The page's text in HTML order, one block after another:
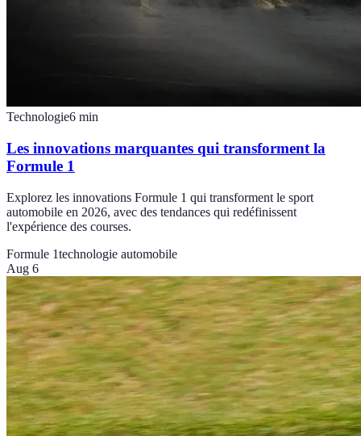
Technologie6 min
Les innovations marquantes qui transforment la
Formule 1
Explorez les innovations Formule 1 qui transforment le sport
automobile en 2026, avec des tendances qui redéfinissent
l'expérience des courses.
Formule 1technologie automobile
Aug 6